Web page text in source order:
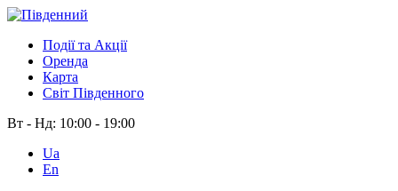
Події та Акції
Оренда
Карта
Світ Південного
Вт - Нд: 10:00 - 19:00
Ua
En